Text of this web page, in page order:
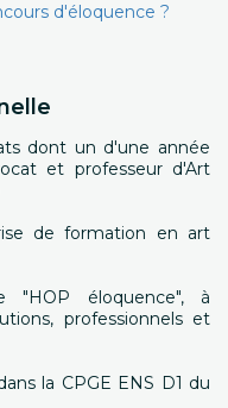
d'éloquence ?
dont un d'une année
et professeur d'Art
de formation en art
"HOP éloquence", à
professionnels et
la CPGE ENS D1 du